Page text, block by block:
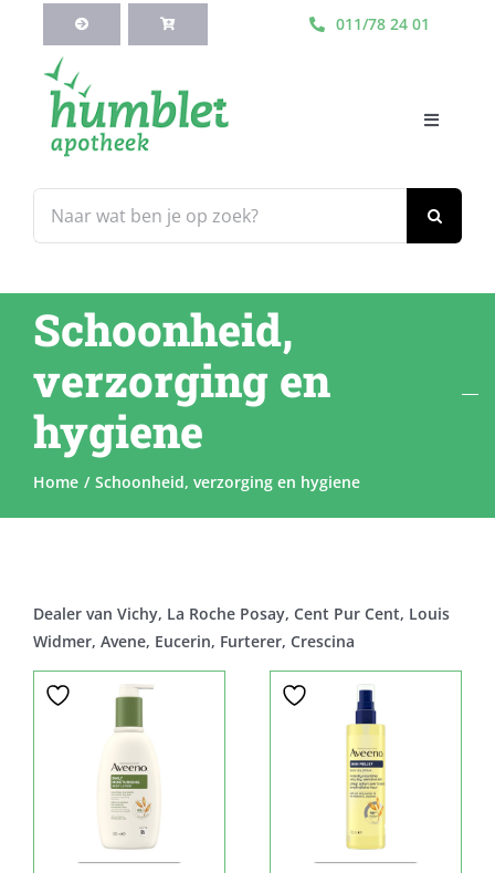
inhoud
011/78 24 01
naar:
Toggle
Webshop
Blog
Diensten
Schoonheid,
verzorging en
hygiene
Home Schoonheid, verzorging en hygiene
Dealer van Vichy, La Roche Posay, Cent Pur Cent, Louis
Widmer, Avene, Eucerin, Furterer, Crescina